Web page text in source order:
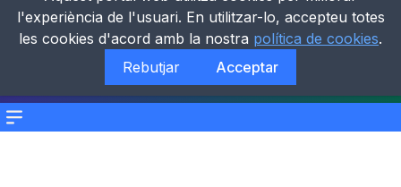
Menu
l'experiència de l'usuari. En utilitzar-lo, accepteu totes
les cookies d'acord amb la nostra política de cookies.
Rebutjar
Acceptar